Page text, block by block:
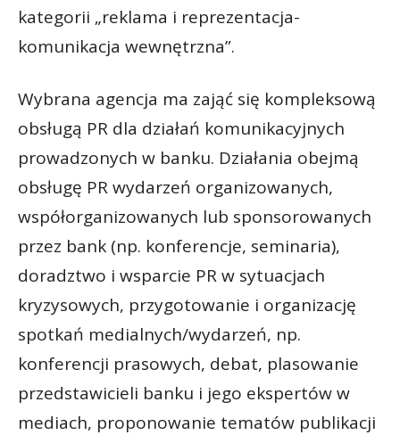
kategorii „reklama i reprezentacja-
komunikacja wewnętrzna”.
Wybrana agencja ma zająć się kompleksową
obsługą PR dla działań komunikacyjnych
prowadzonych w banku. Działania obejmą
obsługę PR wydarzeń organizowanych,
współorganizowanych lub sponsorowanych
przez bank (np. konferencje, seminaria),
doradztwo i wsparcie PR w sytuacjach
kryzysowych, przygotowanie i organizację
spotkań medialnych/wydarzeń, np.
konferencji prasowych, debat, plasowanie
przedstawicieli banku i jego ekspertów w
mediach, proponowanie tematów publikacji